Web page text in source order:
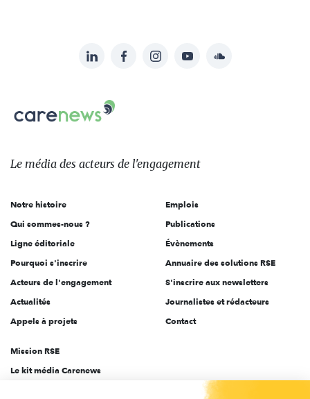
sur:
LinkedInFacebookInstagramYouTubeSoundcloud
Carenews,
Le
des
l'engagement
Le média des acteurs de l'engagement
Notre histoire
Qui sommes-nous ?
Ligne éditoriale
Pourquoi s'inscrire
Acteurs de l'engagement
Actualités
Appels à projets
Emplois
Publications
Évènements
Annuaire des solutions RSE
S'inscrire aux newsletters
Journalistes et rédacteurs
Contact
Mission RSE
Le kit média Carenews